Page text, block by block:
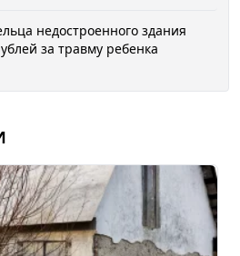
недостроенного здания
за травму ребенка